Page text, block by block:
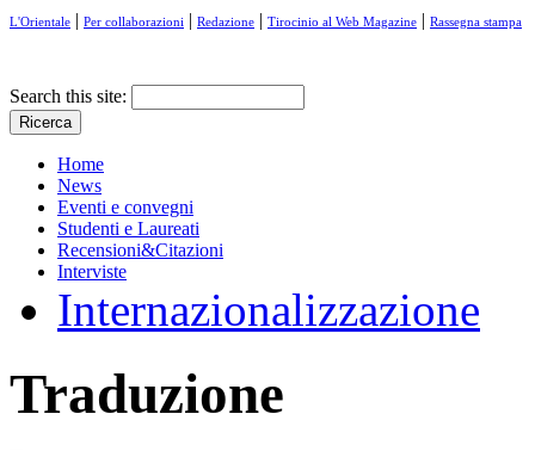
L'Orientale | Per collaborazioni | Redazione | Tirocinio al Web Magazine | Rassegna stampa
Search this site:
Home
News
Eventi e convegni
Studenti e Laureati
Recensioni&Citazioni
Interviste
Internazionalizzazione
Traduzione